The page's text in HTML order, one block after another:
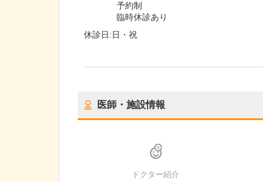
予約制
臨時休診あり
休診日:日・祝
医師・施設情報
ドクター紹介